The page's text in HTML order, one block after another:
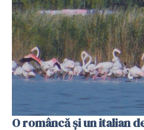
O româncă și un italian